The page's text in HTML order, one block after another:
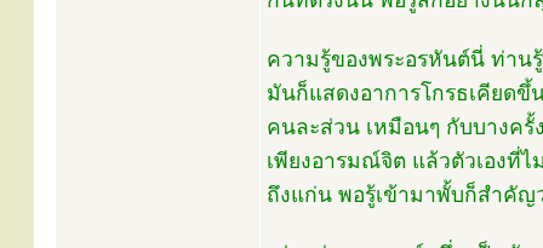
ความรู้ของพระอรหันต์นี่ ท่าน
มันก็แสดงอาการโกรธเคียด
คนละส่วน เหมือนๆ กับบางครั้
เพียงอารมณ์จิต แล้วตัวเองที่
ถึงแก่น พอรู้เข้ามาพั้บก็สำคัญ